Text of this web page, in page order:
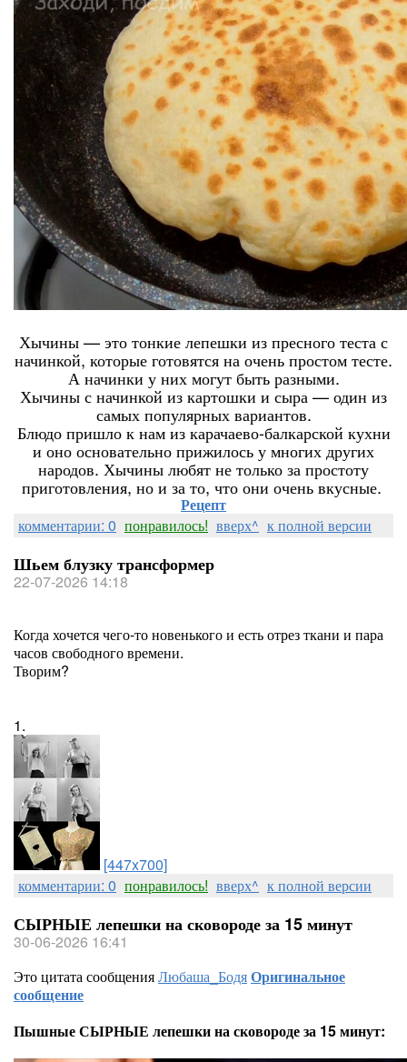
Хычины — это тонкие лепешки из пресного теста с
начинкой, которые готовятся на очень простом тесте.
А начинки у них могут быть разными.
Хычины с начинкой из картошки и сыра — один из
самых популярных вариантов.
Блюдо пришло к нам из карачаево-балкарской кухни
и оно основательно прижилось у многих других
народов. Хычины любят не только за простоту
приготовления, но и за то, что они очень вкусные.
Рецепт
комментарии: 0 понравилось! вверх^ к полной версии
Шьем блузку трансформер
22-07-2026 14:18
Когда хочется чего-то новенького и есть отрез ткани и пара
часов свободного времени.
Творим?
1.
[447x700]
комментарии: 0 понравилось! вверх^ к полной версии
СЫРНЫЕ лепешки на сковороде за 15 минут
30-06-2026 16:41
Это цитата сообщенияЛюбаша_БодяОригинальное
сообщение
Пышные СЫРНЫЕ лепешки на сковороде за 15 минут: